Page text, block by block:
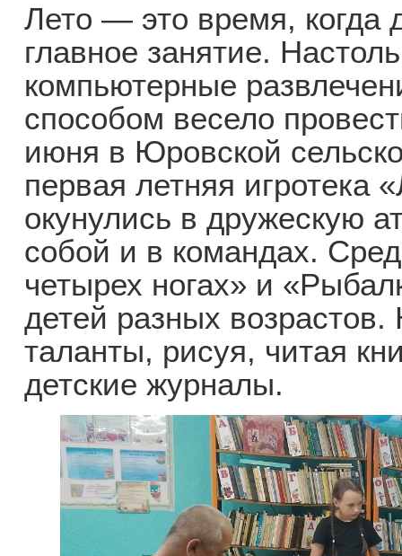
Лето — это время, когда
главное занятие.
компьютерные
способом весело
июня в Юровской
первая летняя игротека
окунулись в дружескую
собой и в командах.
четырех ногах» и
детей разных
таланты, рисуя, читая
детские журналы.